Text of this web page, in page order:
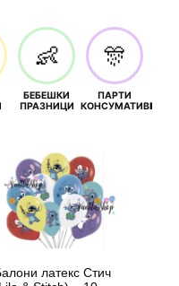
👶
БЕБЕШКИ
ПРАЗНИЦИ
🎊
ПАРТИ
КОНСУМАТИВИ
латекс Стич